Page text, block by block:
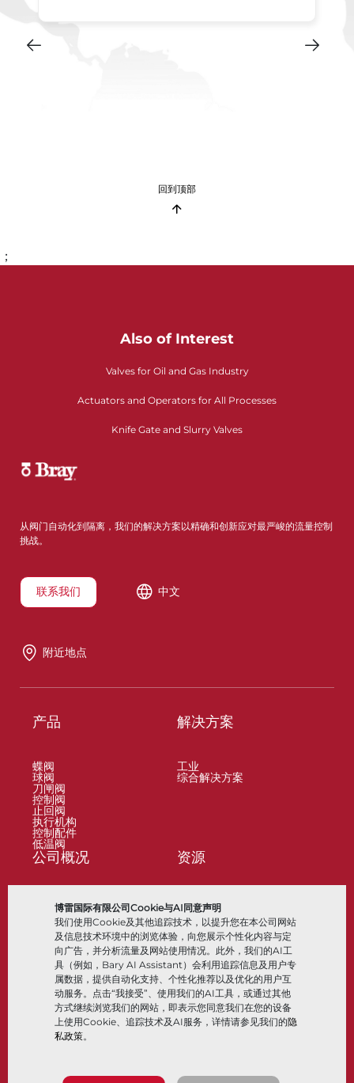
博雷国际有限公司Cookie与AI同意声明
我们使用Cookie及其他追踪技术，以提升您在本公司网站
及信息技术环境中的浏览体验，向您展示个性化内容与定
向广告，并分析流量及网站使用情况。此外，我们的AI工
具（例如，Bary AI Assistant）会利用追踪信息及用户专
属数据，提供自动化支持、个性化推荐以及优化的用户互
动服务。点击“我接受”、使用我们的AI工具，或通过其他
方式继续浏览我们的网站，即表示您同意我们在您的设备
上使用Cookie、追踪技术及AI服务，详情请参见我们的隐
私政策。
回到顶部
；
Also of Interest
Valves for Oil and Gas Industry
Actuators and Operators for All Processes
Knife Gate and Slurry Valves
从阀门自动化到隔离，我们的解决方案以精确和创新应对最严峻的流量控制
挑战。
联系我们 中文
附近地点
产品
蝶阀
球阀
刀闸阀
控制阀
止回阀
执行机构
控制配件
低温阀
解决方案
工业
综合解决方案
公司概况
合作伙伴
可持续性
客户门户
资源
文档
知识中心
软件
材料选择
关注我们 LinkedIn YouTube